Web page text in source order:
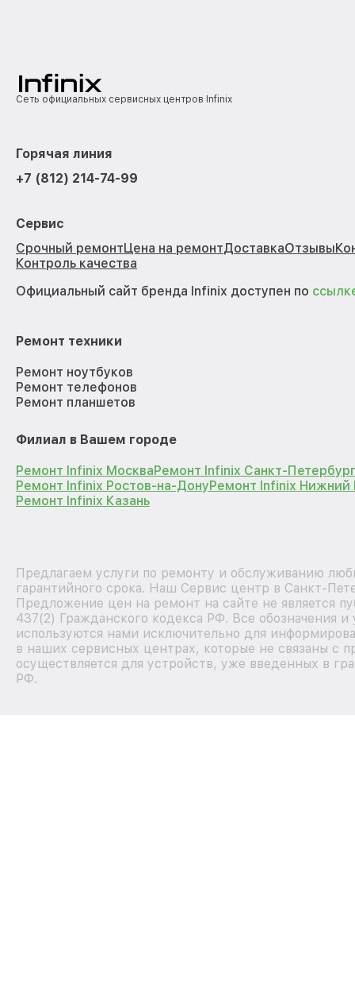
Сеть официальных сервисных центров Infinix
Горячая линия
+7 (812) 214-74-99
Сервис
Срочный ремонтЦена на ремонтДоставкаОтзывы
Контроль качества
Официальный сайт бренда Infinix доступен по
Ремонт техники
Ремонт ноутбуков
Ремонт телефонов
Ремонт планшетов
Филиал в Вашем городе
Ремонт Infinix МоскваРемонт Infinix Санкт-Петербург
Ремонт Infinix Ростов-на-ДонуРемонт Infinix Нижний
Ремонт Infinix Казань
Предлагаем услуги по ремонту и обслуживанию
гарантийного срока. Наш Сервис центр в Санкт-
Предложение цен на ремонт на сайте не является
437(2) Гражданского кодекса РФ. Все обозначения
используются нами исключительно для
в наших сервисных центрах, которые не связаны с
осуществляется для устройств, уже введенных в
РФ.